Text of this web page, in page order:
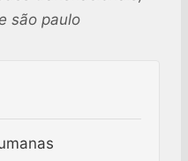
são paulo